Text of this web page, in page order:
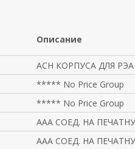
Описание
ACH КОРПУСА ДЛЯ РЭА
***** No Price Group
***** No Price Group
AAA СОЕД. НА
AAA СОЕД. НА